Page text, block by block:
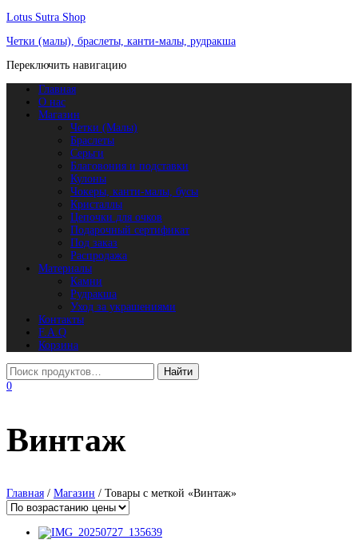
Lotus Sutra Shop
Четки (малы), браслеты, канти-малы, рудракша
Переключить навигацию
Главная
О нас
Магазин
Четки (Малы)
Браслеты
Серьги
Благовония и подставки
Кулоны
Чокеры, канти-малы, бусы
Кристаллы
Цепочки для очков
Подарочный сертификат
Под заказ
Распродажа
Материалы
Камни
Рудракша
Уход за украшениями
Контакты
F.A.Q
Корзина
0
Винтаж
Главная / Магазин / Товары с меткой «Винтаж»